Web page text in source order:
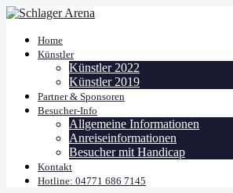
Home
Künstler
Künstler 2022
Künstler 2019
Partner & Sponsoren
Besucher-Info
Allgemeine Informationen
Anreiseinformationen
Besucher mit Handicap
Kontakt
Hotline: 04771 686 7145